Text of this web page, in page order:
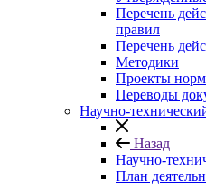
Перечень
правил
Перечень
Методики
Проекты
Переводы
Научно-
Назад
Научно-
План